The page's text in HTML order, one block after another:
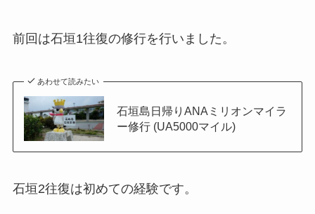
前回は石垣1往復の修行を行いました。
あわせて読みたい
石垣島日帰りANAミリオンマイラ
ー修行 (UA5000マイル)
石垣2往復は初めての経験です。